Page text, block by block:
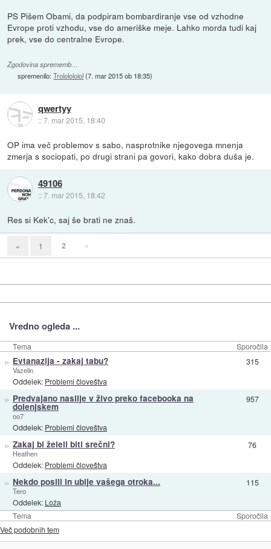
PS Pišem Obami, da podpiram bombardiranje vse od vzhodne
Evrope proti vzhodu, vse do ameriške meje. Lahko morda tudi kaj
prek, vse do centralne Evrope.
Zgodovina sprememb…
spremenilo:Trololololol(7. mar 2015 ob 18:35)
qwertyy
::7. mar 2015, 18:40
OP ima več problemov s sabo, nasprotnike njegovega mnenja
zmerja s sociopati, po drugi strani pa govori, kako dobra duša je.
49106
::7. mar 2015, 18:42
Res si Kek'c, saj še brati ne znaš.
« 1 2 »
Vredno ogleda ...
Tema Sporočila
Tema Sporočila
» Evtanazija - zakaj tabu?
Vazelin
Oddelek: Problemi človeštva
315
» Predvajano nasilje v živo preko facebooka na
dolenjskem
oo7
Oddelek: Problemi človeštva
957
» Zakaj bi želeli biti srečni?
Heathen
Oddelek: Problemi človeštva
76
» Nekdo posili in ubije vašega otroka...
Tero
Oddelek: Loža
115
Več podobnih tem